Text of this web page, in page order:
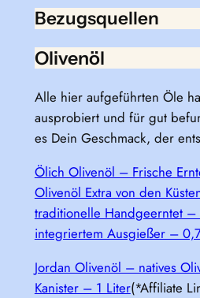
Bezugsquellen
Olivenöl
Alle hier aufgeführten Öle
ausprobiert und für gut
es Dein Geschmack, der
Ölich Olivenöl – Frische
Olivenöl Extra von den
traditionelle Handgeerntet –
integriertem Ausgießer –
Jordan Olivenöl – natives
Kanister – 1 Liter(*Affiliate